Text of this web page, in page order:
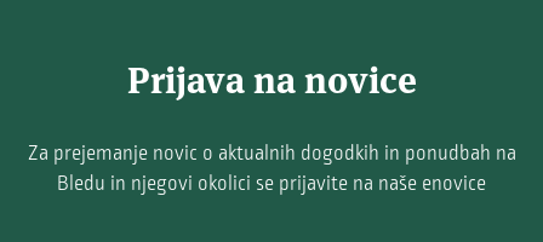
Prijava na novice
Za prejemanje novic o aktualnih dogodkih in ponudbah na
Bledu in njegovi okolici se prijavite na naše enovice